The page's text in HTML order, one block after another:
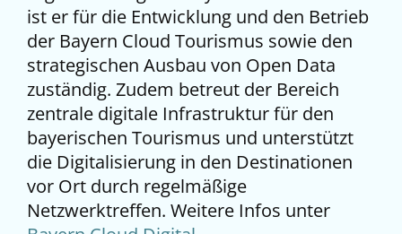
ist er für die Entwicklung und den Betrieb
der Bayern Cloud Tourismus sowie den
strategischen Ausbau von Open Data
zuständig. Zudem betreut der Bereich
zentrale digitale Infrastruktur für den
bayerischen Tourismus und unterstützt
die Digitalisierung in den Destinationen
vor Ort durch regelmäßige
Netzwerktreffen. Weitere Infos unter